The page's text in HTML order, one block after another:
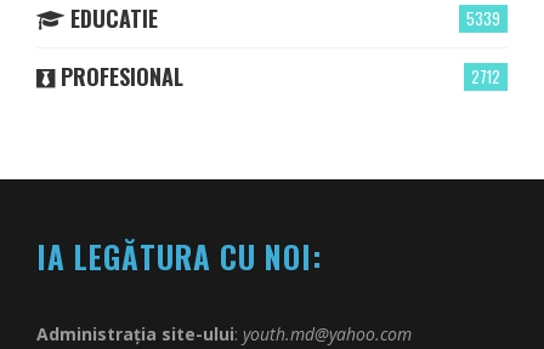
5339
EDUCATIE
2712
PROFESIONAL
IA LEGĂTURA CU NOI:
Administrația site-ului: youth.md@yahoo.com